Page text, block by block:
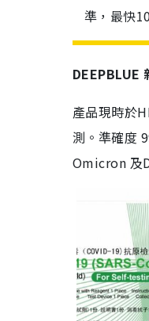
準，最快
DEEPBLUE
產品現時於
測。準確度
Omicron 及